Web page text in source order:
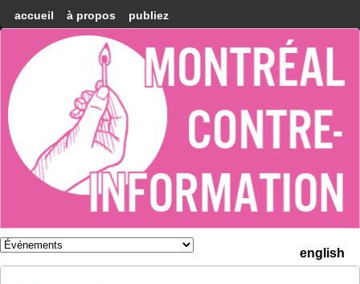
accueil à propos publiez
Montréal
Counter-
information
english